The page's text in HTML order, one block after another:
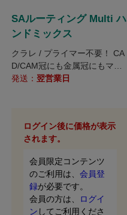
SAルーティング Multi ハ
ンドミックス
クラレ / プライマー不要！ CA
D/CAM冠にも金属冠にもマル
チに使用可能なレジンセメント
発送： 翌営業日
ログイン後に価格が表示
されます。
会員限定コンテンツ
のご利用は、 会員登
録が必要です。
会員の方は、
ログイ
ン してご利用くださ